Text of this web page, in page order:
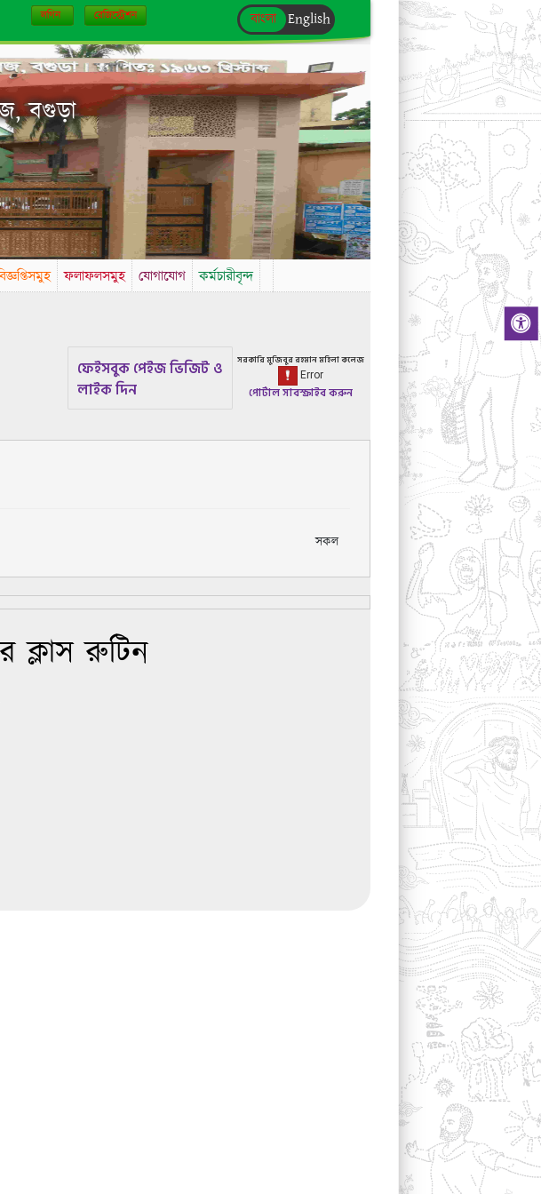
লগিন রেজিস্ট্রেশন বাংলা English
বগুড়া
ফলাফলসমুহ যোগাযোগ কর্মচারীবৃন্দ
ফেইসবুক পেইজ ভিজিট ও
লাইক দিন
সরকারি মুজিবুর রহমান মহিলা কলেজ
পোর্টাল সাবস্ক্রাইব করুন
সকল
ক্লাস রুটিন